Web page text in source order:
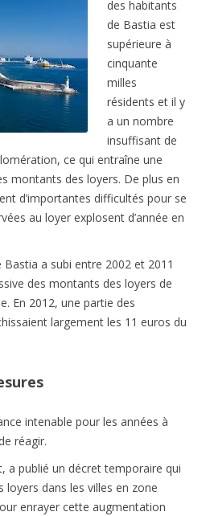
des habitants
de Bastia est
supérieure à
cinquante
milles
résidents et il y
a un nombre
insuffisant de
ce qui entraîne une
montants des loyers. De plus en
d’importantes difficultés pour se
au loyer explosent d’année en
a subi entre 2002 et 2011
des montants des loyers de
En 2012, une partie des
largement les 11 euros du
intenable pour les années à
réagir.
a publié un décret temporaire qui
dans les villes en zone
enrayer cette augmentation